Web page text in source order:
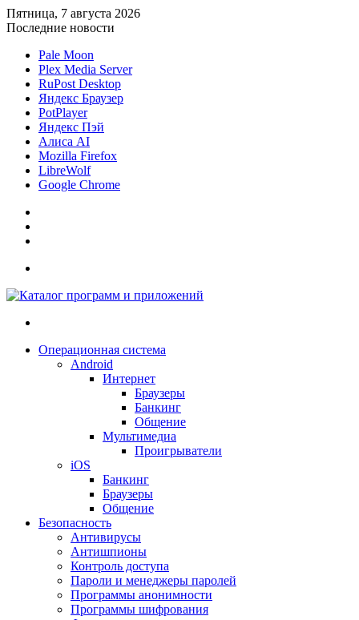
Пятница, 7 августа 2026
Последние новости
Pale Moon
Plex Media Server
RuPost Desktop
Яндекс Браузер
PotPlayer
Яндекс Пэй
Алиса AI
Mozilla Firefox
LibreWolf
Google Chrome
Операционная система
Android
Интернет
Браузеры
Банкинг
Общение
Мультимедиа
Проигрыватели
iOS
Банкинг
Браузеры
Общение
Безопасность
Антивирусы
Антишпионы
Контроль доступа
Пароли и менеджеры паролей
Программы анонимности
Программы шифрования